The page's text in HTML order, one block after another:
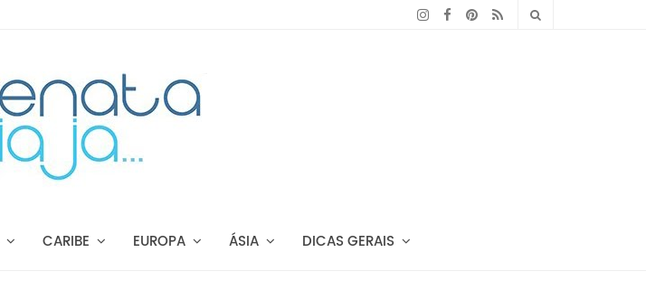
CARIBE EUROPA ÁSIA DICAS GERAIS